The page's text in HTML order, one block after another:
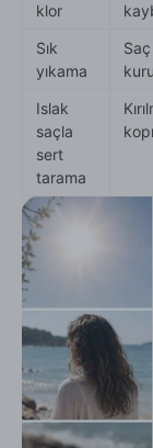
klor
Sık
yıkama
Islak
saçla
sert
tarama